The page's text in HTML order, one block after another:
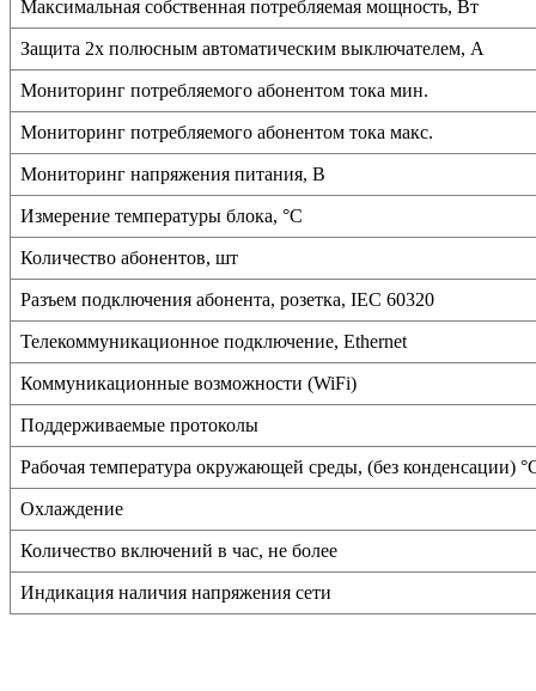
Максимальная собственная потребляемая мощность, Вт
Защита 2х полюсным автоматическим выключателем, А
Мониторинг потребляемого абонентом тока мин.
Мониторинг потребляемого абонентом тока макс.
Мониторинг напряжения питания, В
Измерение температуры блока, °C
Количество абонентов, шт
Разъем подключения абонента, розетка, IEC 60320
Телекоммуникационное подключение, Ethernet
Коммуникационные возможности (WiFi)
Поддерживаемые протоколы
Рабочая температура окружающей среды, (без конденсации)
Охлаждение
Количество включений в час, не более
Индикация наличия напряжения сети